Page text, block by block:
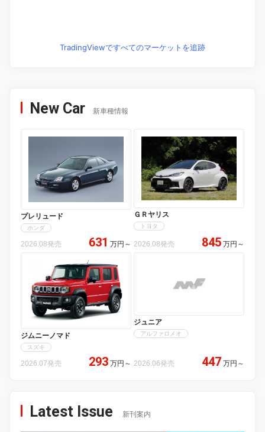
TradingViewですべてのマーケットを追跡
New Car 新車種情報
プレリュード
ホンダ
2026.08発売 631 万円 ～
ＧＲヤリス
トヨタ
2026.08発売 845 万円 ～
ジムニーノマド
スズキ
2026.07発売 293 万円 ～
ジュニア
アルファロメオ
2026.06発売 447 万円 ～
Latest Issue 新刊案内